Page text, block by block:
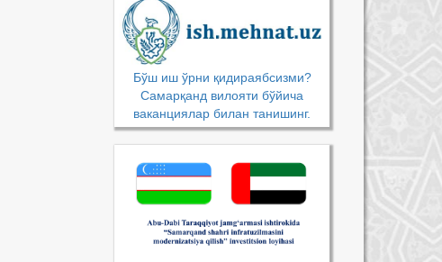
Бўш иш ўрни қидираябсизми?
Самарқанд вилояти бўйича
ваканциялар билан танишинг.